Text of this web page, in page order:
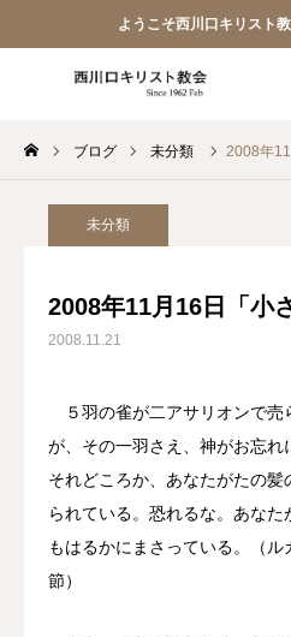
ようこそ西川口キリスト
ブログ 未分類 2008年
未分類
2008年11月16日「小
2008.11.21
５羽の雀が二アサリオンで売
が、その一羽さえ、神がお忘れ
それどころか、あなたがたの髪
られている。恐れるな。あなた
もはるかにまさっている。（
節）
教会員ページ
ようこそ桜並木の教会へ
西川口キリスト教会 信仰告白
案内･地図